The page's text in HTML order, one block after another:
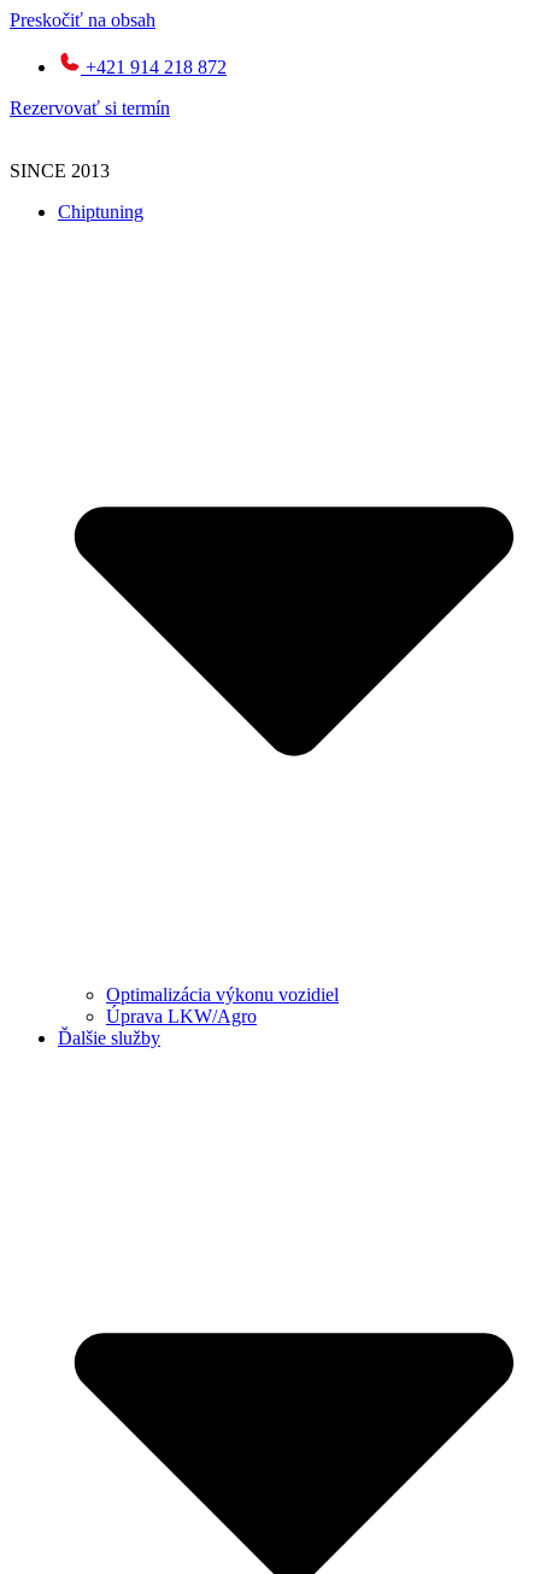
Preskočiť na obsah
+421 914 218 872
Rezervovať si termín
SINCE 2013
Chiptuning
Optimalizácia výkonu vozidiel
Úprava LKW/Agro
Ďalšie služby